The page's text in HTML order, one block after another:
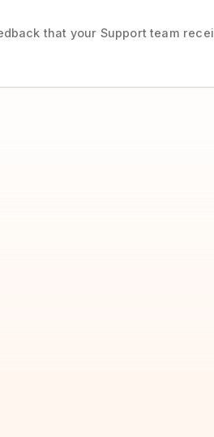
that your Support team